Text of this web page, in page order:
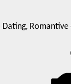
Dating,